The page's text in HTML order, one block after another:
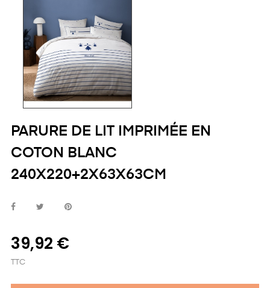
PARURE DE LIT IMPRIMÉE EN
COTON BLANC
240X220+2X63X63CM
39,92 €
TTC